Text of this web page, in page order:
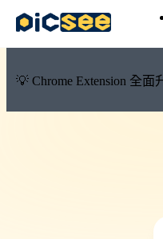
💡 Chrome Extension 全